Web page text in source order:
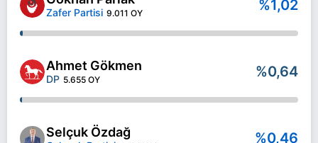
Zafer Partisi 9.011 OY %1,02
Ahmet Gökmen
DP 5.655 OY %0,64
Selçuk Özdağ %0,46